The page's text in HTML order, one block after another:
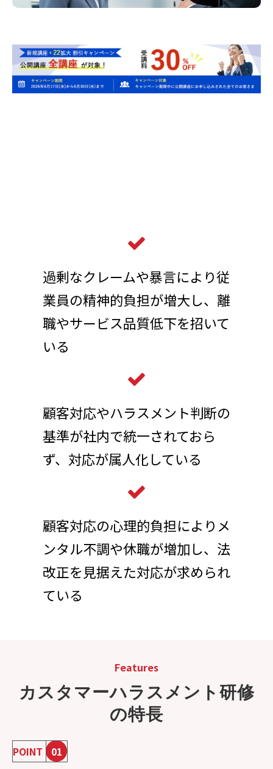
過剰なクレームや暴言により従
業員の精神的負担が増大し、離
職やサービス品質低下を招いて
いる
顧客対応やハラスメント判断の
基準が社内で統一されておら
ず、対応が属人化している
顧客対応の心理的負担によりメ
ンタル不調や休職が増加し、法
改正を見据えた対応が求められ
ている
Features
カスタマーハラスメント研修
の特長
POINT 01